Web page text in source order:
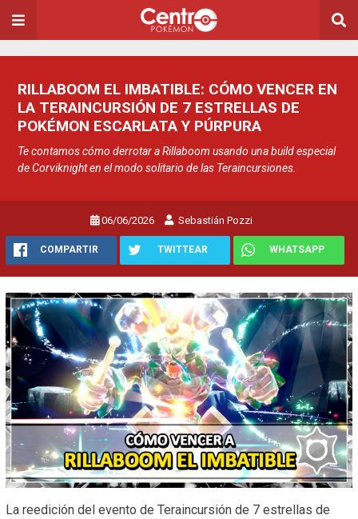
RILLABOOM EL IMBATIBLE: CÓMO VENCER EN
LA TERAINCURSIÓN DE 7 ESTRELLAS DE
POKÉMON ESCARLATA Y PÚRPURA
Te contamos cómo derrotar a Rillaboom usando una build especial
de Corviknight en el modo solitario de las Teraincursiones.
06/06/2026 Sebastián Pozzi
COMPARTIR TWITTEAR WHATSAPP
La reedición del evento de Teraincursión de 7 estrellas de